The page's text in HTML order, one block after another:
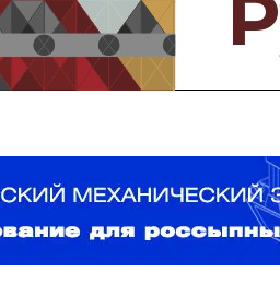
Интервью
Выставки,